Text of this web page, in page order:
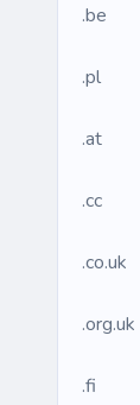
.be
.pl
.at
.cc
.co.uk
.org.uk
.fi